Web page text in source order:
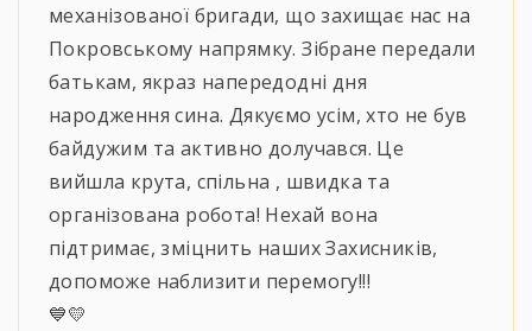
механізованої бригади, що захищає нас на
Покровському напрямку. Зібране передали
батькам, якраз напередодні дня
народження сина. Дякуємо усім, хто не був
байдужим та активно долучався. Це
вийшла крута, спільна , швидка та
організована робота! Нехай вона
підтримає, зміцнить наших Захисників,
допоможе наблизити перемогу!!!
💙💛